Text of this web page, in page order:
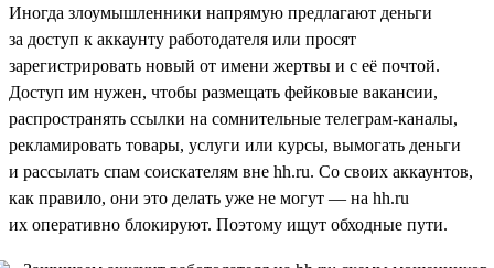
Иногда злоумышленники напрямую предлагают деньги
за доступ к аккаунту работодателя или просят
зарегистрировать новый от имени жертвы и с её почтой.
Доступ им нужен, чтобы размещать фейковые вакансии,
распространять ссылки на сомнительные телеграм-каналы,
рекламировать товары, услуги или курсы, вымогать деньги
и рассылать спам соискателям вне hh.ru. Со своих аккаунтов,
как правило, они это делать уже не могут — на hh.ru
их оперативно блокируют. Поэтому ищут обходные пути.